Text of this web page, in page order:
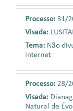
Processo: 31/
Visada:
Tema: Não
internet
Processo: 28/
Visada:
Natural de